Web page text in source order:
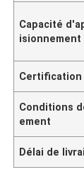
Capacité
isionnement
Certification
Conditions
ement
Délai de